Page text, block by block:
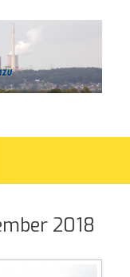
2018